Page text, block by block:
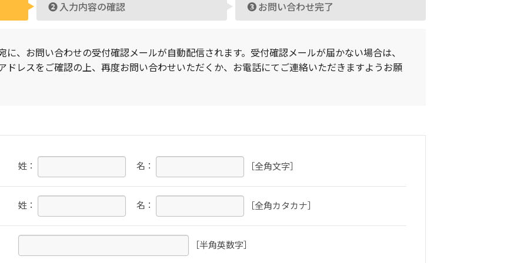
❷ 入力内容の確認 ❸お問い合わせ完了
、お問い合わせの受付確認メールが自動配信されます。受付確認メールが届かない場合は、
ドレスをご確認の上、再度お問い合わせいただくか、お電話にてご連絡いただきますようお願
姓： 名： ［全角文字］
姓： 名： ［全角カタカナ］
［半角英数字］